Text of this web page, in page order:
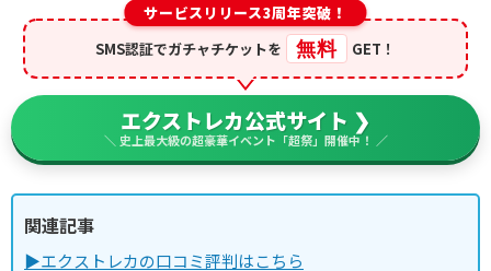
サービスリリース3周年突破！
SMS認証でガチャチケットを
無料 GET！
エクストレカ公式サイト ❯
＼ 史上最大級の超豪華イベント「超祭」開催中！ ／
関連記事
▶エクストレカの口コミ評判はこちら